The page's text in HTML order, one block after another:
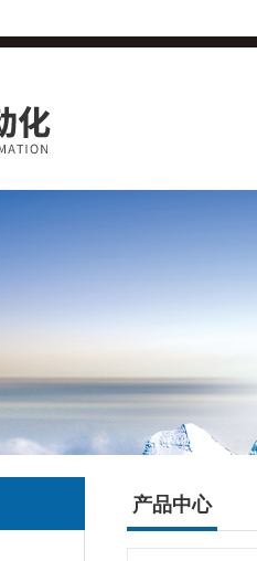
产品中心